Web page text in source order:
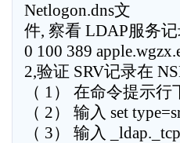
Netlogon.dns文
件, 察看 LDAP服务
0 100 389
2,验证 SRV记录在
（ 1） 在命令提示行
（ 2） 输入 set
（ 3） 输入